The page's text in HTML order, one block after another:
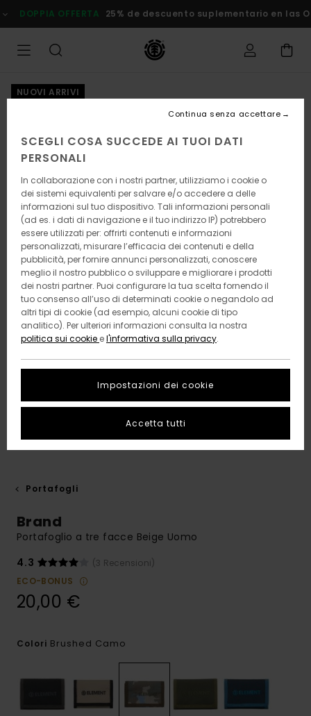
alle
informazioni
prodotto
OFFERTA 25% de descuento suplementario en las
NUOVI ARRIVI
Portafogli
Brand
Portafoglio a tre facce Beige Uomo
4.3
(3 Recensioni)
ECO-BONUS
20,00 €
Colori Brushed Camo
SCEGLI COSA SUCCEDE AI TUOI DATI
PERSONALI
In collaborazione con i nostri partner, utilizziamo i cookie o
dei sistemi equivalenti per salvare e/o accedere a delle
informazioni sul tuo dispositivo. Tali informazioni personali
(ad es. i dati di navigazione e il tuo indirizzo IP) potrebbero
essere utilizzati per: offrirti contenuti e informazioni
personalizzati, misurare l’efficacia dei contenuti e della
pubblicità, per fornire annunci personalizzati, conoscere
meglio il nostro pubblico o sviluppare e migliorare i prodotti
dei nostri partner. Puoi configurare la tua scelta fornendo il
tuo consenso all’uso di determinati cookie o negandolo ad
altri tipi di cookie (ad esempio, alcuni cookie di tipo
analitico). Per ulteriori informazioni consulta la nostra
politica sui cookie el'informativa sulla privacy.
Impostazioni dei cookie
Continua senza accettare
Accetta tutti